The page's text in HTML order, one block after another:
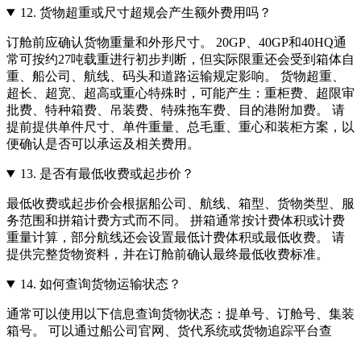
12. 货物超重或尺寸超规会产生额外费用吗？
订舱前应确认货物重量和外形尺寸。 20GP、40GP和40HQ通
常可按约27吨载重进行初步判断，但实际限重还会受到箱体自
重、船公司、航线、码头和道路运输规定影响。 货物超重、
超长、超宽、超高或重心特殊时，可能产生：重柜费、超限审
批费、特种箱费、吊装费、特殊拖车费、目的港附加费。 请
提前提供单件尺寸、单件重量、总毛重、重心和装柜方案，以
便确认是否可以承运及相关费用。
13. 是否有最低收费或起步价？
最低收费或起步价会根据船公司、航线、箱型、货物类型、服
务范围和拼箱计费方式而不同。 拼箱通常按计费体积或计费
重量计算，部分航线还会设置最低计费体积或最低收费。 请
提供完整货物资料，并在订舱前确认最终最低收费标准。
14. 如何查询货物运输状态？
通常可以使用以下信息查询货物状态：提单号、订舱号、集装
箱号。 可以通过船公司官网、货代系统或货物追踪平台查